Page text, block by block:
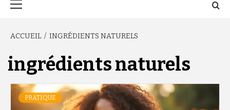
ACCUEIL INGRÉDIENTS NATURELS
ingrédients naturels
PRATIQUE